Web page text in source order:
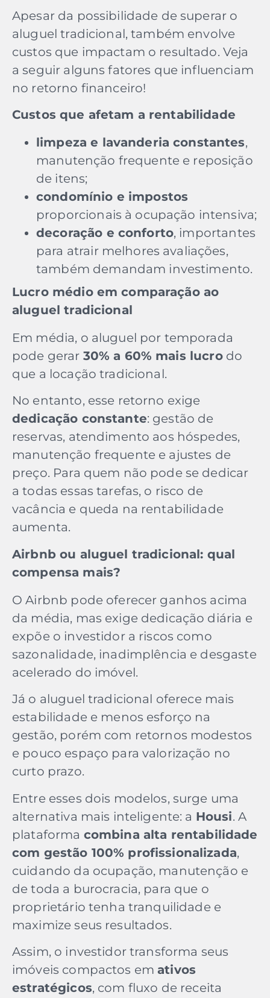
Apesar da possibilidade de superar o
aluguel tradicional, também envolve
custos que impactam o resultado. Veja
a seguir alguns fatores que influenciam
no retorno financeiro!
Custos que afetam a rentabilidade
limpeza e lavanderia constantes,
manutenção frequente e reposição
de itens;
condomínio e impostos
proporcionais à ocupação intensiva;
decoração e conforto, importantes
para atrair melhores avaliações,
também demandam investimento.
Lucro médio em comparação ao
aluguel tradicional
Em média, o aluguel por temporada
pode gerar 30% a 60% mais lucrodo
que a locação tradicional.
No entanto, esse retorno exige
dedicação constante: gestão de
reservas, atendimento aos hóspedes,
manutenção frequente e ajustes de
preço. Para quem não pode se dedicar
a todas essas tarefas, o risco de
vacância e queda na rentabilidade
aumenta.
Airbnb ou aluguel tradicional: qual
compensa mais?
O Airbnb pode oferecer ganhos acima
da média, mas exige dedicação diária e
expõe o investidor a riscos como
sazonalidade, inadimplência e desgaste
acelerado do imóvel.
Já o aluguel tradicional oferece mais
estabilidade e menos esforço na
gestão, porém com retornos modestos
e pouco espaço para valorização no
curto prazo.
Entre esses dois modelos, surge uma
alternativa mais inteligente: a Housi. A
plataforma combina alta rentabilidade
com gestão 100% profissionalizada,
cuidando da ocupação, manutenção e
de toda a burocracia, para que o
proprietário tenha tranquilidade e
maximize seus resultados.
Assim, o investidor transforma seus
imóveis compactos emativos
estratégicos, com fluxo de receita